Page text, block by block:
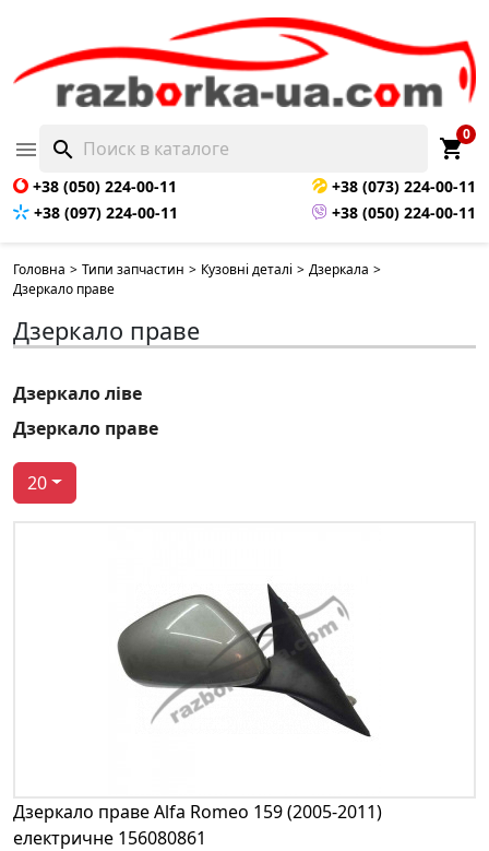
 search shopping_cart
0
+38 (050) 224-00-11
+38 (073) 224-00-11
+38 (097) 224-00-11
+38 (050) 224-00-11
Головна > Типи запчастин > Кузовні деталі > Дзеркала >
Дзеркало праве
Дзеркало праве
Дзеркало ліве
Дзеркало праве
20
Дзеркало праве Alfa Romeo 159 (2005-2011)
електричне 156080861